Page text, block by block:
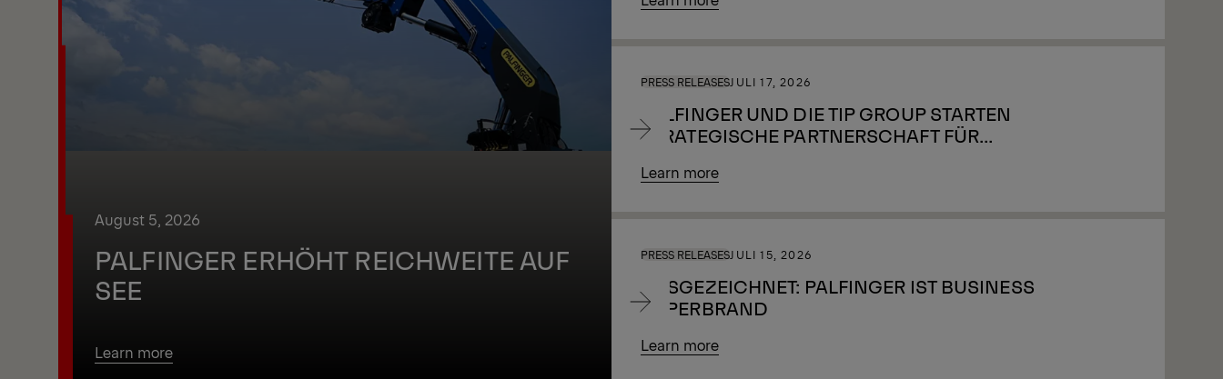
August 5, 2026
PALFINGER ERHÖHT REICHWEITE AUF
SEE
Learn more
PRESS RELEASESJULI 17, 2026
PALFINGER UND DIE TIP GROUP STARTEN
STRATEGISCHE PARTNERSCHAFT FÜR
Learn more
PRESS RELEASESJULI 15, 2026
AUSGEZEICHNET: PALFINGER IST BUSINESS
SUPERBRAND
Learn more